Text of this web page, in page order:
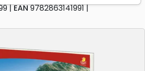
EAN9782863141991